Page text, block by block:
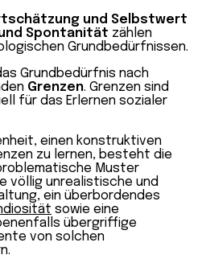
und Selbstwert
Spontanität zählen
Grundbedürfnissen.
Grundbedürfnis nach
Grenzen. Grenzen sind
für das Erlernen sozialer
einen konstruktiven
zu lernen, besteht die
Muster
völlig unrealistische und
ein überbordendes
sowie eine
übergriffige
von solchen